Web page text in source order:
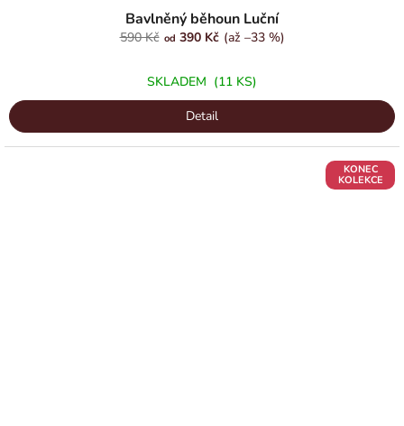
5
hvězdiček.
Bavlněný běhoun Luční
590 Kč od 390 Kč (až –33 %)
SKLADEM (11 KS)
Detail
KONEC
KOLEKCE